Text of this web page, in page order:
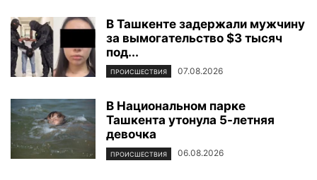
В Ташкенте задержали мужчину
за вымогательство $3 тысяч
под...
ПРОИСШЕСТВИЯ 07.08.2026
В Национальном парке
Ташкента утонула 5-летняя
девочка
ПРОИСШЕСТВИЯ 06.08.2026